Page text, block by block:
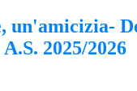
un'amicizia-
2025/2026